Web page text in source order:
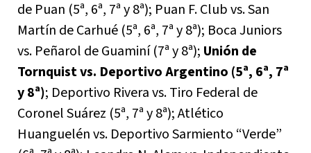
de Puan (5ª, 6ª, 7ª y 8ª); Puan F. Club vs. San
Martín de Carhué (5ª, 6ª, 7ª y 8ª); Boca Juniors
vs. Peñarol de Guaminí (7ª y 8ª); Unión de
Tornquist vs. Deportivo Argentino (5ª, 6ª, 7ª
y 8ª); Deportivo Rivera vs. Tiro Federal de
Coronel Suárez (5ª, 7ª y 8ª); Atlético
Huanguelén vs. Deportivo Sarmiento “Verde”